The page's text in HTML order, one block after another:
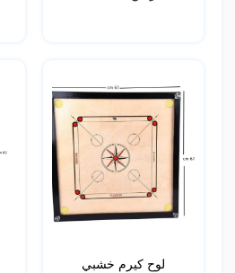
لوح كيرم خشبي